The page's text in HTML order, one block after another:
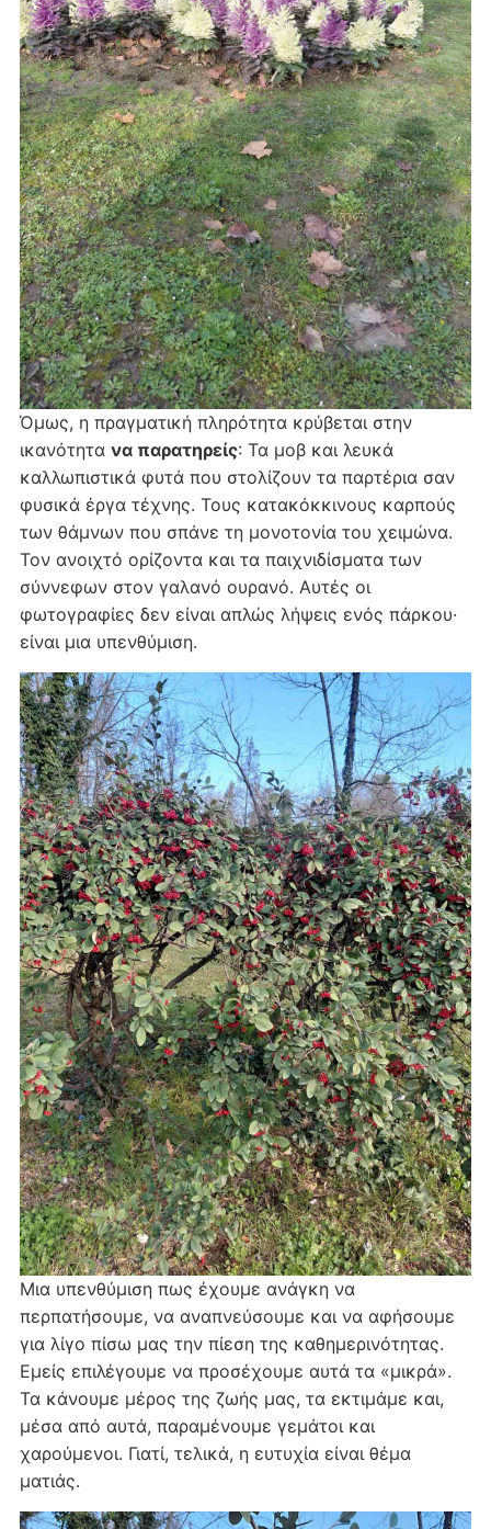
Όμως, η πραγματική πληρότητα κρύβεται στην
ικανότητα να παρατηρείς: Τα μοβ και λευκά
καλλωπιστικά φυτά που στολίζουν τα παρτέρια σαν
φυσικά έργα τέχνης. Τους κατακόκκινους καρπούς
των θάμνων που σπάνε τη μονοτονία του χειμώνα.
Τον ανοιχτό ορίζοντα και τα παιχνιδίσματα των
σύννεφων στον γαλανό ουρανό. Αυτές οι
φωτογραφίες δεν είναι απλώς λήψεις ενός πάρκου·
είναι μια υπενθύμιση.
Μια υπενθύμιση πως έχουμε ανάγκη να
περπατήσουμε, να αναπνεύσουμε και να αφήσουμε
για λίγο πίσω μας την πίεση της καθημερινότητας.
Εμείς επιλέγουμε να προσέχουμε αυτά τα «μικρά».
Τα κάνουμε μέρος της ζωής μας, τα εκτιμάμε και,
μέσα από αυτά, παραμένουμε γεμάτοι και
χαρούμενοι. Γιατί, τελικά, η ευτυχία είναι θέμα
ματιάς.